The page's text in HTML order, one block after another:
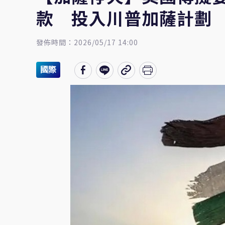
款 投入川普加薩計劃
發佈時間：2026/05/17 14:00
國際